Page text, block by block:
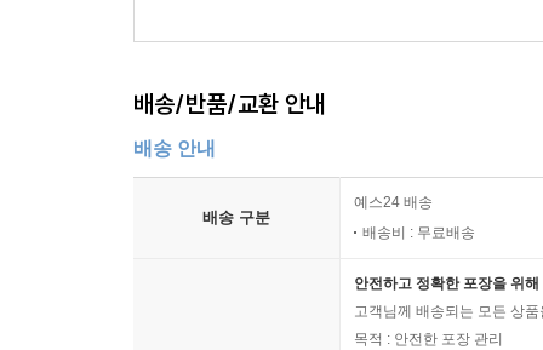
배송/반품/교환 안내
배송 안내
배송 구분
예스24 배송
배송비 : 무료배송
안전하고 정확한 포장을 위
고객님께 배송되는 모든 상
목적 : 안전한 포장 관리